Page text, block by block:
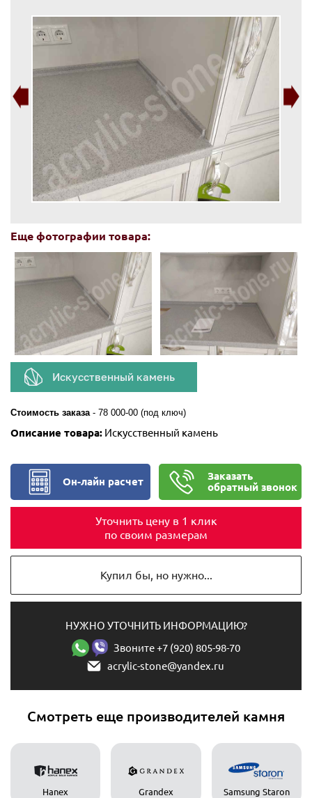
Еще фотографии товара:
Искусственный камень
Стоимость заказа- 78 000-00 (под ключ)
Описание товара: Искусственный камень
Он-лайн расчет
Заказать
обратный звонок
Уточнить цену в 1 клик
по своим размерам
Купил бы, но нужно...
НУЖНО УТОЧНИТЬ ИНФОРМАЦИЮ?
Звоните +7 (920) 805-98-70
acrylic-stone@yandex.ru
Смотреть еще производителей камня
Hanex Grandex Samsung Staron